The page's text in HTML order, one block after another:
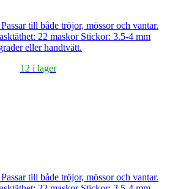
till både tröjor, mössor och vantar.
22 maskor Stickor: 3.5-4 mm
eller handtvätt.
12 i lager
till både tröjor, mössor och vantar.